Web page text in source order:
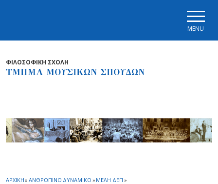
MENU
ΦΙΛΟΣΟΦΙΚΗ ΣΧΟΛΗ
ΤΜΗΜΑ ΜΟΥΣΙΚΩΝ ΣΠΟΥΔΩΝ
ΑΡΧΙΚΗ» ΑΝΘΡΩΠΙΝΟ ΔΥΝΑΜΙΚΟ » ΜΕΛΗ ΔΕΠ »